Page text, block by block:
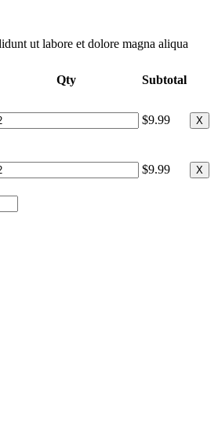
ut labore et dolore magna aliqua
Qty Subtotal
$9.99 X
$9.99 X